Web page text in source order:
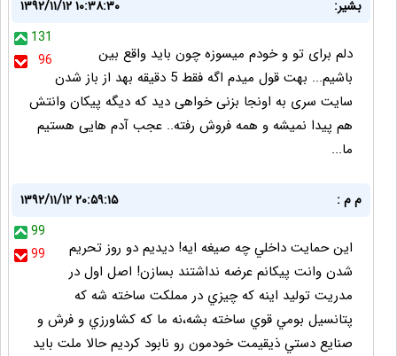
بشیر:
۱۳۹۲/۱۱/۱۲ ۱۰:۳۸:۳۰
131
96
دلم برای تو و خودم میسوزه چون باید واقع بین
باشیم... بهت قول میدم اگه فقط 5 دقیقه بهد از باز شدن
سایت سری به اونجا بزنی خواهی دید که دیگه پیکان وانتش
هم پیدا نمیشه و همه فروش رفته.. عجب آدم هایی هستیم
ما...
م م :
۱۳۹۲/۱۱/۱۲ ۲۰:۵۹:۱۵
99
99
اين حمايت داخلي چه صيغه ايه! ديديم دو روز تحريم
شدن وانت پيكانم عرضه نداشتند بسازن! اصل اول در
مدريت توليد اينه كه چيزي در مملكت ساخته شه كه
پتانسيل بومي قوي ساخته بشه،نه ما كه كشاورزي و فرش و
صنايع دستي ذيقيمت خودمون رو نابود كرديم حالا ملت بايد